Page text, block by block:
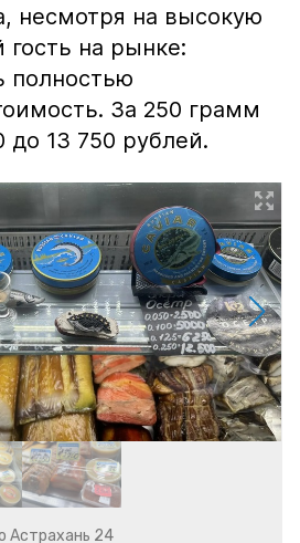
несмотря на высокую
гость на рынке:
полностью
За 250 грамм
до 13 750 рублей.
Астрахань 24